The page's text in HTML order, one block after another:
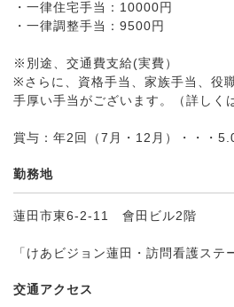
・一律住宅手当：10000円
・一律調整手当：9500円
※別途、交通費支給(実費）
※さらに、資格手当、家族手当、役
手厚い手当がございます。（詳しく
賞与：年2回（7月・12月）・・・
勤務地
蓮田市東6-2-11 會田ビル2階
「けあビジョン蓮田・訪問看護ステ
交通アクセス